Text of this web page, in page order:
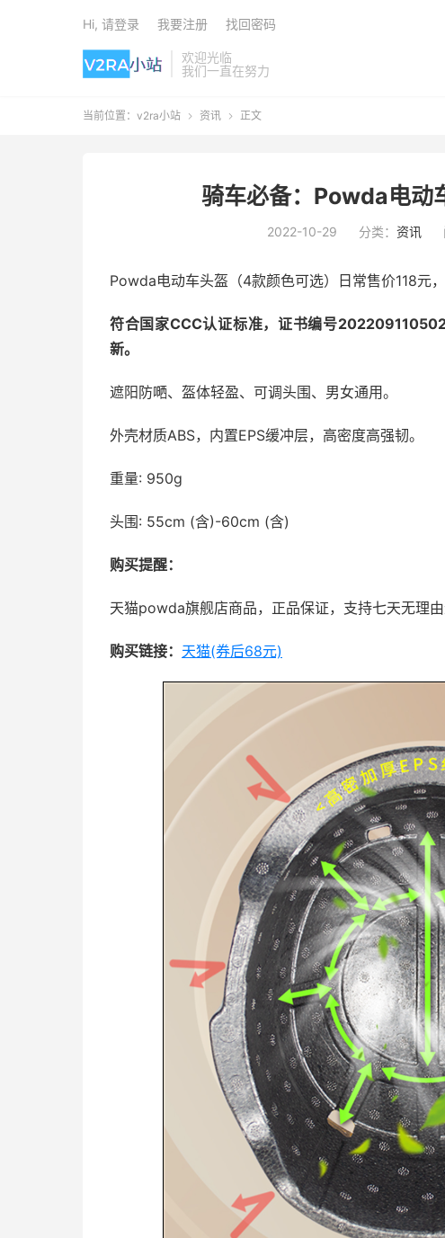
欢迎光临
我们一直在努力
Hi, 请登录 我要注册 找回密码
当前位置： v2ra小站  资讯  正文
骑车必备：Powda电动
2022-10-29 分类： 资讯
Powda电动车头盔（4款颜色可选）日常售价118元，
符合国家CCC认证标准，证书编号
新。
遮阳防嗮、盔体轻盈、可调头围、男女通用。
外壳材质ABS，内置EPS缓冲层，高密度高强韧。
重量: 950g
头围: 55cm (含)-60cm (含)
购买提醒：
天猫powda旗舰店商品，正品保证，支持七天无理
购买链接： 天猫(券后68元)